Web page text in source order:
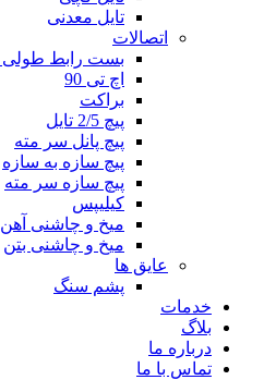
تایل معدنی
اتصالات
بست رابط طولی w
اچ تی 90
براکت
پیچ 2/5 تایل
پیچ پانل سر مته
پیچ سازه به سازه
پیچ سازه سر مته
کیلیپس
میخ و چاشنی آهن
میخ و چاشنی بتن
عایق ها
پشم سنگ
خدمات
بلاگ
درباره ما
تماس با ما